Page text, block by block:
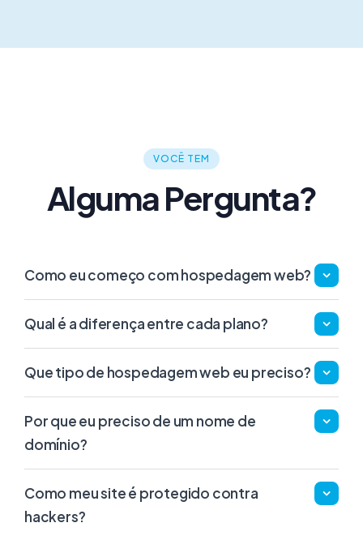
VOCÊ TEM
Alguma Pergunta?
Como eu começo com hospedagem web?
Qual é a diferença entre cada plano?
Que tipo de hospedagem web eu preciso?
Por que eu preciso de um nome de
domínio?
Como meu site é protegido contra
hackers?